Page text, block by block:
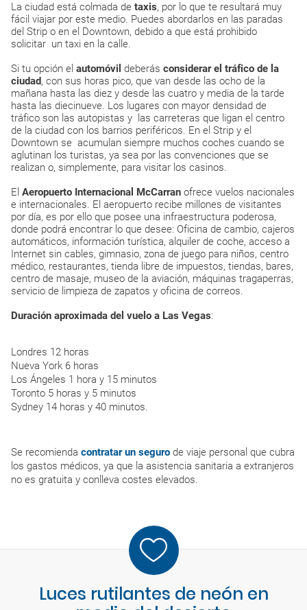
La ciudad está colmada de taxis, por lo que te resultará muy
fácil viajar por este medio. Puedes abordarlos en las paradas
del Strip o en el Downtown, debido a que está prohibido
solicitar un taxi en la calle.
Si tu opción el automóvil deberás considerar el tráfico de la
ciudad, con sus horas pico, que van desde las ocho de la
mañana hasta las diez y desde las cuatro y media de la tarde
hasta las diecinueve. Los lugares con mayor densidad de
tráfico son las autopistas y las carreteras que ligan el centro
de la ciudad con los barrios periféricos. En el Strip y el
Downtown se acumulan siempre muchos coches cuando se
aglutinan los turistas, ya sea por las convenciones que se
realizan o, simplemente, para visitar los casinos.
El Aeropuerto Internacional McCarran ofrece vuelos nacionales
e internacionales. El aeropuerto recibe millones de visitantes
por día, es por ello que posee una infraestructura poderosa,
donde podrá encontrar lo que desee: Oficina de cambio, cajeros
automáticos, información turística, alquiler de coche, acceso a
Internet sin cables, gimnasio, zona de juego para niños, centro
médico, restaurantes, tienda libre de impuestos, tiendas, bares,
centro de masaje, museo de la aviación, máquinas tragaperras,
servicio de limpieza de zapatos y oficina de correos.
Duración aproximada del vuelo a Las Vegas:
Londres 12 horas
Nueva York 6 horas
Los Ángeles 1 hora y 15 minutos
Toronto 5 horas y 5 minutos
Sydney 14 horas y 40 minutos.
Se recomienda contratar un seguro de viaje personal que cubra
los gastos médicos, ya que la asistencia sanitaria a extranjeros
no es gratuita y conlleva costes elevados.
Luces rutilantes de neón en